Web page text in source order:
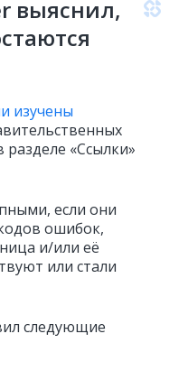
выяснил,
изучены
разделе «Ссылки»
если они
ошибок,
и/или её
или стали
следующие